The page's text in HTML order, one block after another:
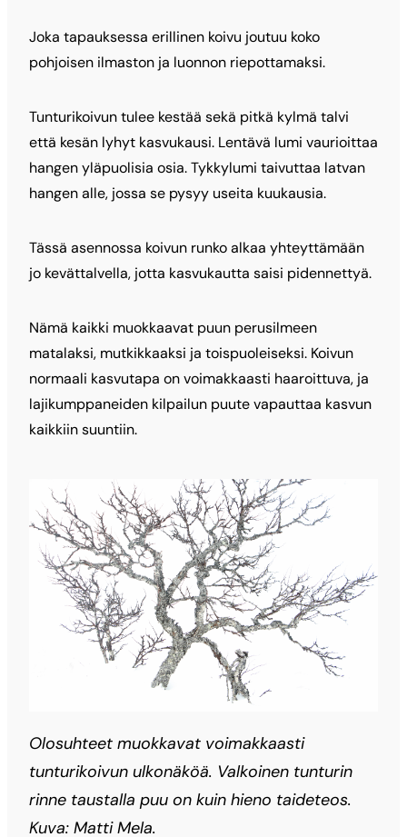
Joka tapauksessa erillinen koivu joutuu koko
pohjoisen ilmaston ja luonnon riepottamaksi.
Tunturikoivun tulee kestää sekä pitkä kylmä talvi
että kesän lyhyt kasvukausi. Lentävä lumi vaurioittaa
hangen yläpuolisia osia. Tykkylumi taivuttaa latvan
hangen alle, jossa se pysyy useita kuukausia.
Tässä asennossa koivun runko alkaa yhteyttämään
jo kevättalvella, jotta kasvukautta saisi pidennettyä.
Nämä kaikki muokkaavat puun perusilmeen
matalaksi, mutkikkaaksi ja toispuoleiseksi. Koivun
normaali kasvutapa on voimakkaasti haaroittuva, ja
lajikumppaneiden kilpailun puute vapauttaa kasvun
kaikkiin suuntiin.
Olosuhteet muokkavat voimakkaasti
tunturikoivun ulkonäköä. Valkoinen tunturin
rinne taustalla puu on kuin hieno taideteos.
Kuva: Matti Mela.